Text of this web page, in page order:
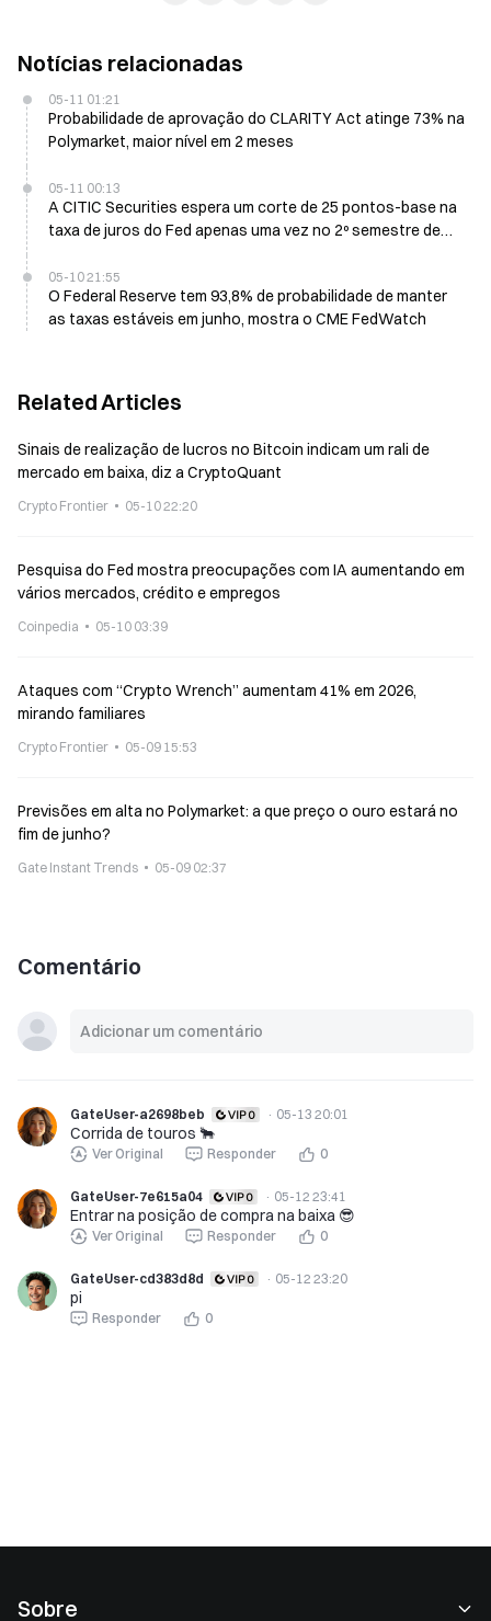
Notícias relacionadas
05-11 01:21
Probabilidade de aprovação do CLARITY Act atinge 73% na
Polymarket, maior nível em 2 meses
05-11 00:13
A CITIC Securities espera um corte de 25 pontos-base na
taxa de juros do Fed apenas uma vez no 2º semestre de
05-10 21:55
O Federal Reserve tem 93,8% de probabilidade de manter
as taxas estáveis em junho, mostra o CME FedWatch
Related Articles
Sinais de realização de lucros no Bitcoin indicam um rali de
mercado em baixa, diz a CryptoQuant
Crypto Frontier 05-10 22:20
Pesquisa do Fed mostra preocupações com IA aumentando em
vários mercados, crédito e empregos
Coinpedia 05-10 03:39
Ataques com “Crypto Wrench” aumentam 41% em 2026,
mirando familiares
Crypto Frontier 05-09 15:53
Previsões em alta no Polymarket: a que preço o ouro estará no
fim de junho?
Gate Instant Trends 05-09 02:37
Comentário
GateUser-a2698beb · 05-13 20:01
Corrida de touros 🐂
Ver Original Responder 0
GateUser-7e615a04 · 05-12 23:41
Entrar na posição de compra na baixa 😎
Ver Original Responder 0
GateUser-cd383d8d · 05-12 23:20
pi
Responder 0
Sobre